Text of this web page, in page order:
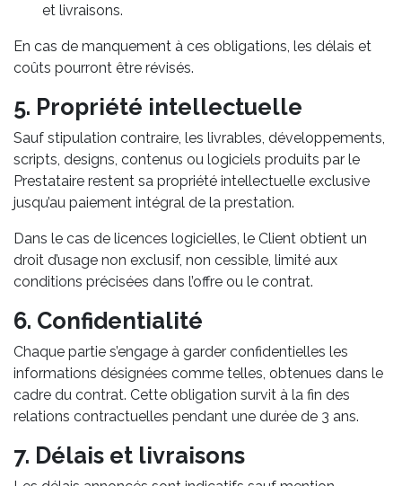
et livraisons.
En cas de manquement à ces obligations, les délais et
coûts pourront être révisés.
5. Propriété intellectuelle
Sauf stipulation contraire, les livrables, développements,
scripts, designs, contenus ou logiciels produits par le
Prestataire restent sa propriété intellectuelle exclusive
jusqu’au paiement intégral de la prestation.
Dans le cas de licences logicielles, le Client obtient un
droit d’usage non exclusif, non cessible, limité aux
conditions précisées dans l’offre ou le contrat.
6. Confidentialité
Chaque partie s’engage à garder confidentielles les
informations désignées comme telles, obtenues dans le
cadre du contrat. Cette obligation survit à la fin des
relations contractuelles pendant une durée de 3 ans.
7. Délais et livraisons